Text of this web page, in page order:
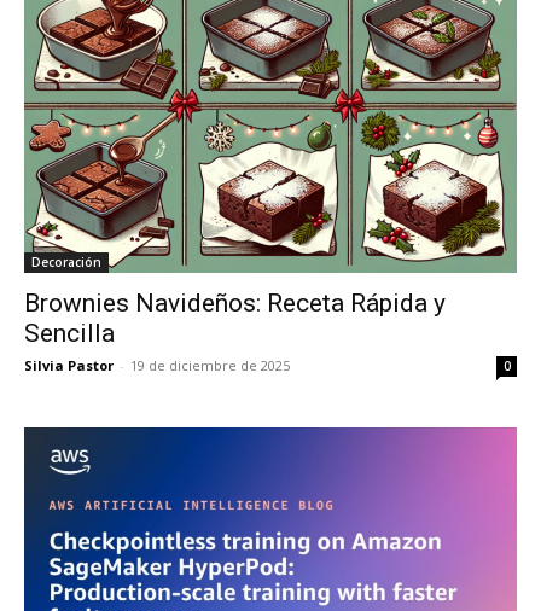
Decoración
Brownies Navideños: Receta Rápida y
Sencilla
Silvia Pastor - 19 de diciembre de 2025 0